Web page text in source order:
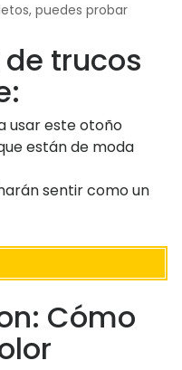
puedes probar
trucos
usar este otoño
están de moda
sentir como un
Cómo